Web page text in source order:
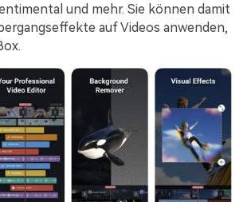
und mehr. Sie können damit
auf Videos anwenden,